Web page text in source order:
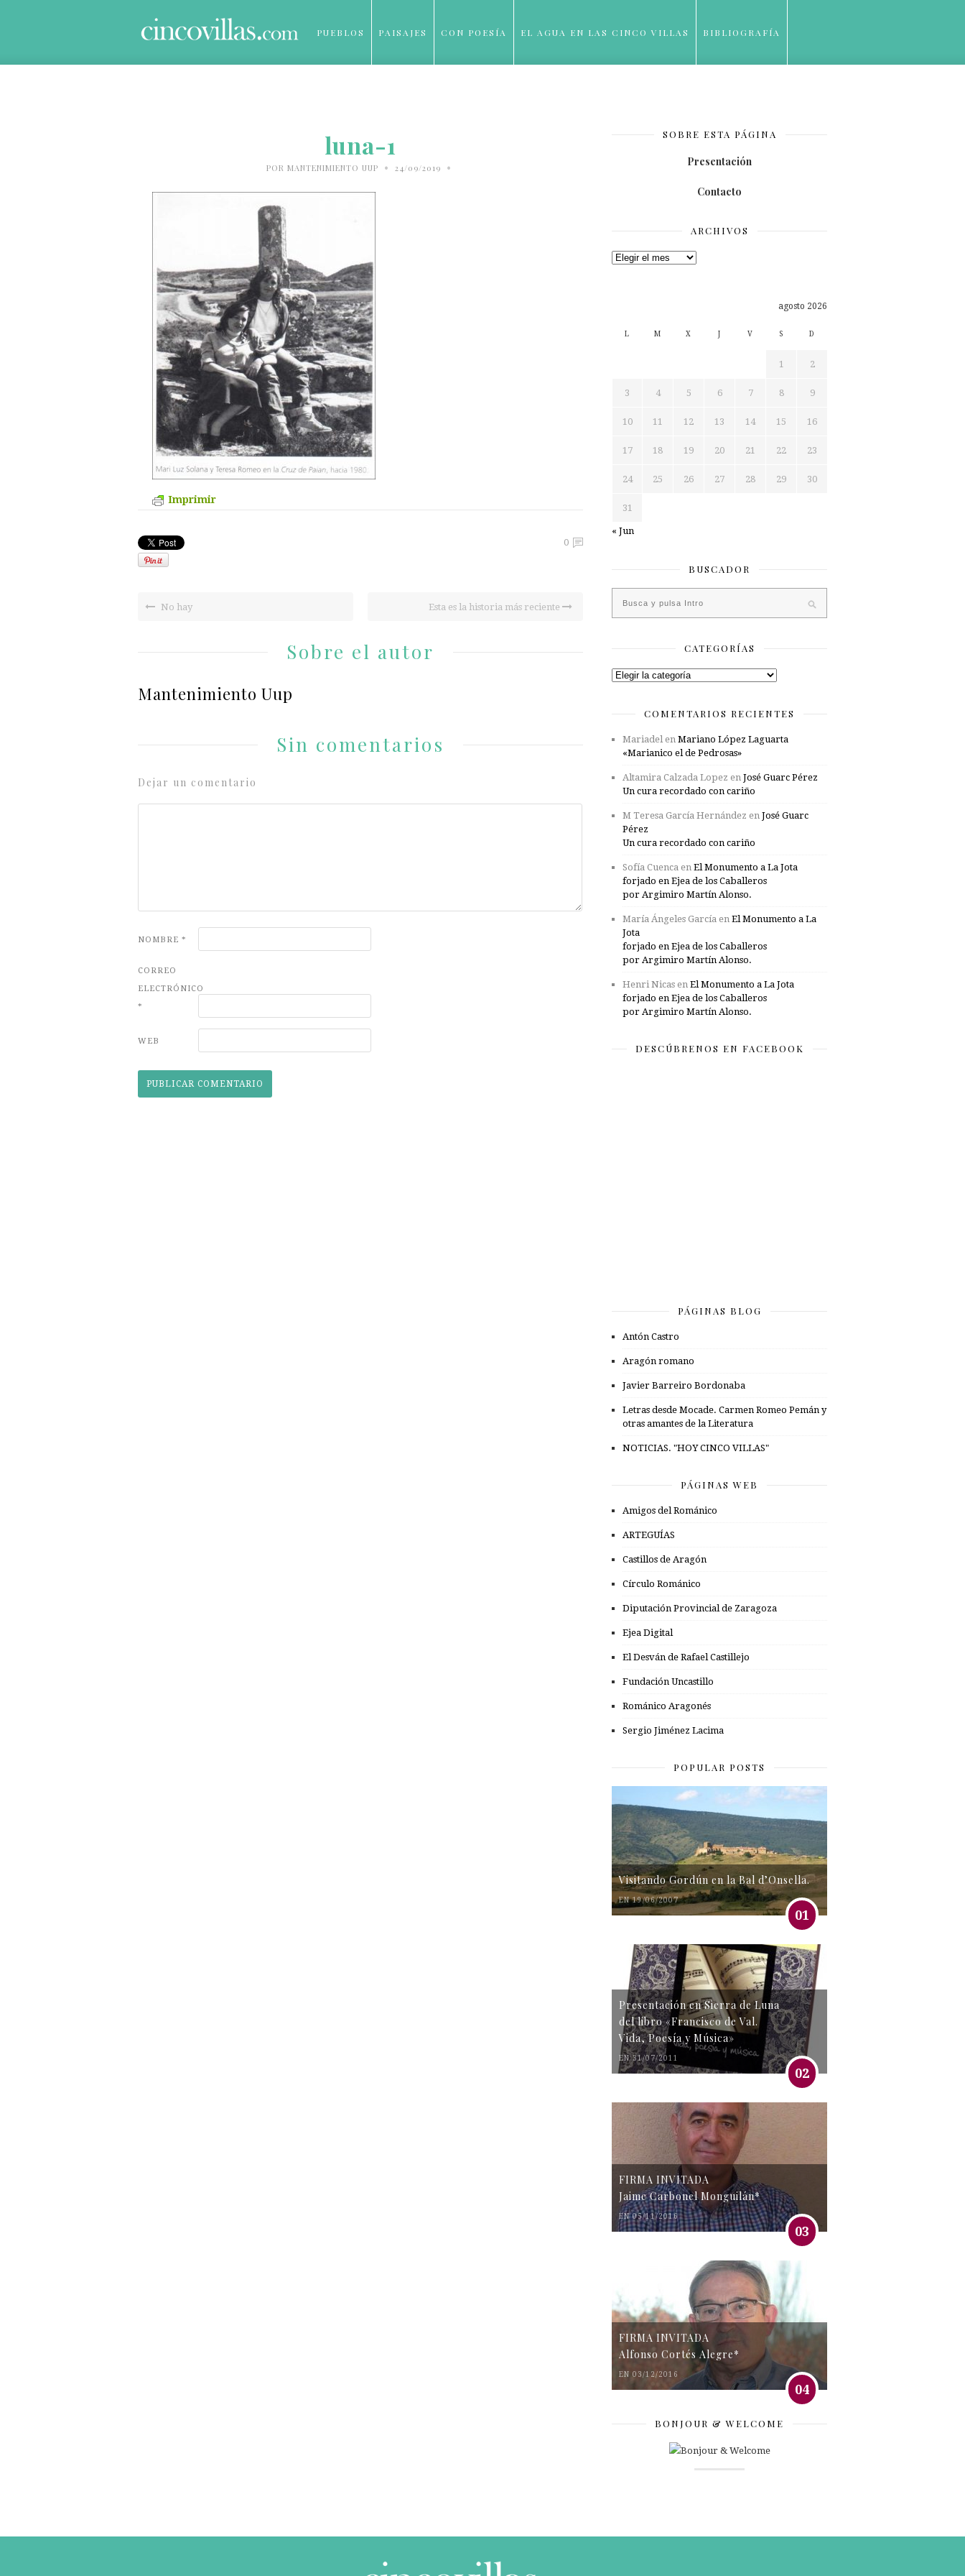
PUEBLOS PAISAJES CON POESÍA EL AGUA EN LAS CINCO VILLAS BIBLIOGRAFÍA
luna-1
POR MANTENIMIENTO UUP • 24/09/2019 •
Imprimir
0
No hay Esta es la historia más reciente
Sobre el autor
Mantenimiento Uup
Sin comentarios
Dejar un comentario
NOMBRE *
CORREO
ELECTRÓNICO
*
WEB
SOBRE ESTA PÁGINA
Presentación
Contacto
ARCHIVOS
Archivos
agosto 2026
L M X J V S D
1 2
3 4 5 6 7 8 9
10 11 12 13 14 15 16
17 18 19 20 21 22 23
24 25 26 27 28 29 30
31
« Jun
BUSCADOR
CATEGORÍAS
Categorías
COMENTARIOS RECIENTES
Mariadelen Mariano López Laguarta
«Marianico el de Pedrosas»
Altamira Calzada Lopez en José Guarc Pérez
Un cura recordado con cariño
M Teresa García Hernández en José Guarc
Pérez
Un cura recordado con cariño
Sofía Cuenca en El Monumento a La Jota
forjado en Ejea de los Caballeros
por Argimiro Martín Alonso.
María Ángeles García en El Monumento a La
Jota
forjado en Ejea de los Caballeros
por Argimiro Martín Alonso.
Henri Nicas en El Monumento a La Jota
forjado en Ejea de los Caballeros
por Argimiro Martín Alonso.
DESCÚBRENOS EN FACEBOOK
PÁGINAS BLOG
Antón Castro
Aragón romano
Javier Barreiro Bordonaba
Letras desde Mocade. Carmen Romeo Pemán y
otras amantes de la Literatura
NOTICIAS. "HOY CINCO VILLAS"
PÁGINAS WEB
Amigos del Románico
ARTEGUÍAS
Castillos de Aragón
Círculo Románico
Diputación Provincial de Zaragoza
Ejea Digital
El Desván de Rafael Castillejo
Fundación Uncastillo
Románico Aragonés
Sergio Jiménez Lacima
POPULAR POSTS
Visitando Gordún en la Bal d’Onsella.
EN 19/06/2007
01
Presentación en Sierra de Luna
del libro «Francisco de Val.
Vida, Poesía y Música»
EN 31/07/2011
02
FIRMA INVITADA
Jaime Carbonel Monguilán*
EN 05/11/2016
03
FIRMA INVITADA
Alfonso Cortés Alegre*
EN 03/12/2016
04
BONJOUR & WELCOME